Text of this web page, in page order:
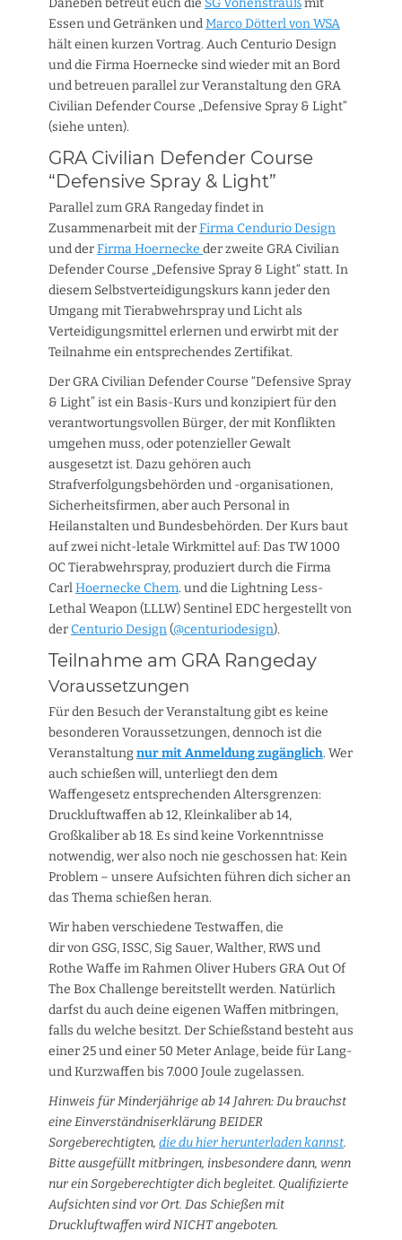
Daneben betreut euch die SG Vohenstraußmit
Essen und Getränken undMarco Dötterl von WSA
hält einen kurzen Vortrag. Auch Centurio Design
und die Firma Hoernecke sind wieder mit an Bord
und betreuen parallel zur Veranstaltung den GRA
Civilian Defender Course „Defensive Spray & Light“
(siehe unten).
GRA Civilian Defender Course
“Defensive Spray & Light”
Parallel zum GRA Rangeday findet in
Zusammenarbeit mit derFirma Cendurio Design
und derFirma Hoernecke der zweite GRA Civilian
Defender Course „Defensive Spray & Light“ statt. In
diesem Selbstverteidigungskurs kann jeder den
Umgang mit Tierabwehrspray und Licht als
Verteidigungsmittel erlernen und erwirbt mit der
Teilnahme ein entsprechendes Zertifikat.
Der GRA Civilian Defender Course “Defensive Spray
& Light” ist ein Basis-Kurs und konzipiert für den
verantwortungsvollen Bürger, der mit Konflikten
umgehen muss, oder potenzieller Gewalt
ausgesetzt ist. Dazu gehören auch
Strafverfolgungsbehörden und -organisationen,
Sicherheitsfirmen, aber auch Personal in
Heilanstalten und Bundesbehörden. Der Kurs baut
auf zwei nicht-letale Wirkmittel auf: Das TW 1000
OC Tierabwehrspray, produziert durch die Firma
CarlHoernecke Chem. und die Lightning Less-
Lethal Weapon (LLLW) Sentinel EDC hergestellt von
derCenturio Design(@centuriodesign).
Teilnahme am GRA Rangeday
Voraussetzungen
Für den Besuch der Veranstaltung gibt es keine
besonderen Voraussetzungen, dennoch ist die
Veranstaltung nur mit Anmeldung zugänglich. Wer
auch schießen will, unterliegt den dem
Waffengesetz entsprechenden Altersgrenzen:
Druckluftwaffen ab 12, Kleinkaliber ab 14,
Großkaliber ab 18. Es sind keine Vorkenntnisse
notwendig, wer also noch nie geschossen hat: Kein
Problem – unsere Aufsichten führen dich sicher an
das Thema schießen heran.
Wir haben verschiedene Testwaffen, die
dir von GSG, ISSC, Sig Sauer, Walther, RWS und
Rothe Waffe im Rahmen Oliver Hubers GRA Out Of
The Box Challenge bereitstellt werden. Natürlich
darfst du auch deine eigenen Waffen mitbringen,
falls du welche besitzt. Der Schießstand besteht aus
einer 25 und einer 50 Meter Anlage, beide für Lang-
und Kurzwaffen bis 7.000 Joule zugelassen.
Hinweis für Minderjährige ab 14 Jahren: Du brauchst
eine Einverständniserklärung BEIDER
Sorgeberechtigten, die du hier herunterladen kannst.
Bitte ausgefüllt mitbringen, insbesondere dann, wenn
nur ein Sorgeberechtigter dich begleitet. Qualifizierte
Aufsichten sind vor Ort. Das Schießen mit
Druckluftwaffen wird NICHT angeboten.